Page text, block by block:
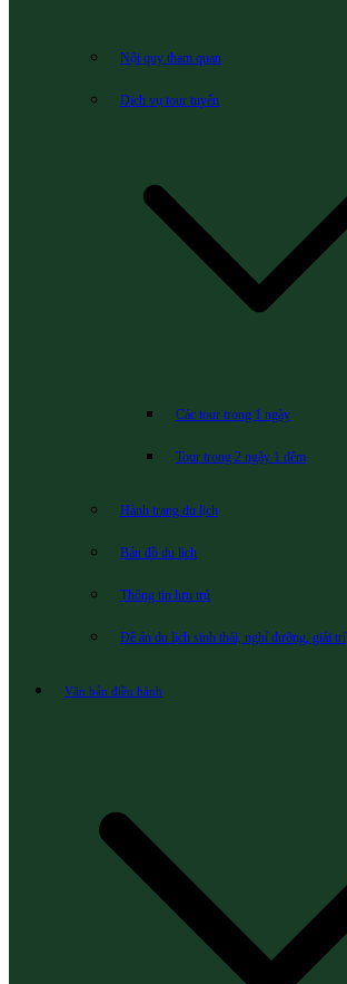
Nội quy tham quan
Dịch vụ tour tuyến
Các tour trong 1 ngày
Tour trong 2 ngày 1 đêm
Hành trang du lịch
Bản đồ du lịch
Thông tin lưu trú
Đề án du lịch sinh thái, nghỉ dưỡng, giải trí
Văn bản điều hành